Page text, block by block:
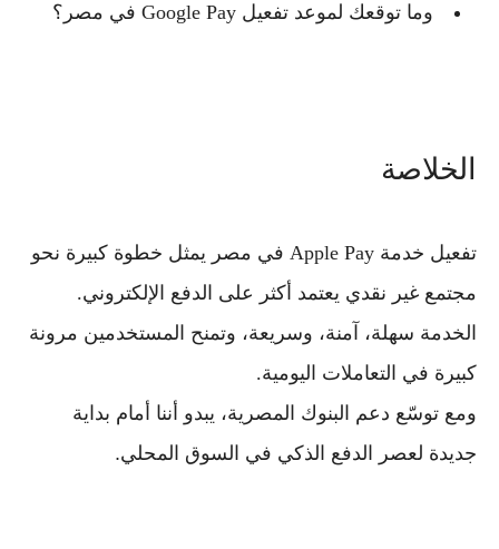
وما توقعك لموعد تفعيل Google Pay في مصر؟
الخلاصة
تفعيل خدمة Apple Pay في مصر
يمثل خطوة كبيرة نحو
مجتمع غير نقدي يعتمد أكثر على الدفع الإلكتروني.
الخدمة سهلة، آمنة، وسريعة، وتمنح المستخدمين مرونة
كبيرة في التعاملات اليومية.
ومع توسّع دعم البنوك المصرية، يبدو أننا أمام بداية
جديدة لعصر الدفع الذكي في السوق المحلي.